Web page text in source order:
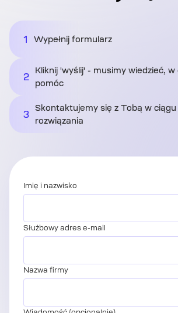
1 Wypełnij formularz
2
Kliknij 'wyślij' - musimy wiedzieć,
pomóc
3
Skontaktujemy się z Tobą w
rozwiązania
Imię i nazwisko
Służbowy adres e-mail
Nazwa firmy